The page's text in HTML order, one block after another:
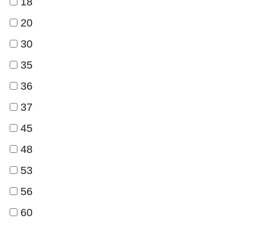
20
30
35
36
37
45
48
53
56
60